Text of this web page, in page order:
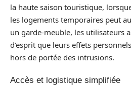
la haute saison touristique,
les logements temporaires peut
un garde-meuble, les utilisateurs
d’esprit que leurs effets
hors de portée des intrusions.
Accès et logistique simplifiée